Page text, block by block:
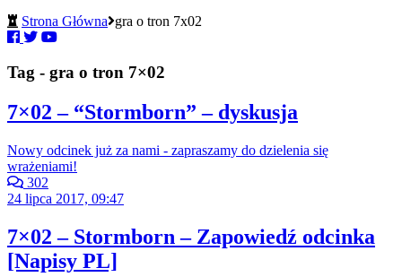
Strona Główna gra o tron 7x02
Tag - gra o tron 7×02
7×02 – “Stormborn” – dyskusja
Nowy odcinek już za nami - zapraszamy do dzielenia się
wrażeniami!
302
24 lipca 2017, 09:47
7×02 – Stormborn – Zapowiedź odcinka
[Napisy PL]